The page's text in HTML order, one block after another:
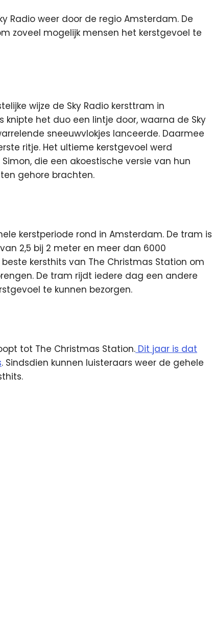
Radio weer door de regio Amsterdam. De
zoveel mogelijk mensen het kerstgevoel te
wijze de Sky Radio kersttram in
het duo een lintje door, waarna de Sky
sneeuwvlokjes lanceerde. Daarmee
ritje. Het ultieme kerstgevoel werd
die een akoestische versie van hun
ten gehore brachten.
kerstperiode rond in Amsterdam. De tram is
2,5 bij 2 meter en meer dan 6000
kersthits van The Christmas Station om
De tram rijdt iedere dag een andere
te kunnen bezorgen.
tot The Christmas Station. Dit jaar is dat
. Sindsdien kunnen luisteraars weer de gehele